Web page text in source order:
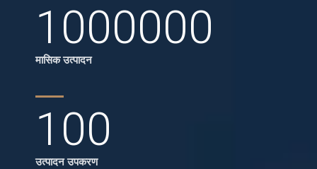
1000000
मासिक उत्पादन
100
उत्पादन उपकरण